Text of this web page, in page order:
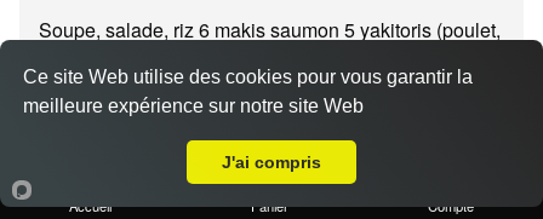
Soupe, salade, riz 6 makis saumon 5 yakitoris (poulet,
Menu california Yakitori 11 pcs
Accueil Panier Compte
Ce site Web utilise des cookies pour vous garantir la
meilleure expérience sur notre site Web
J'ai compris